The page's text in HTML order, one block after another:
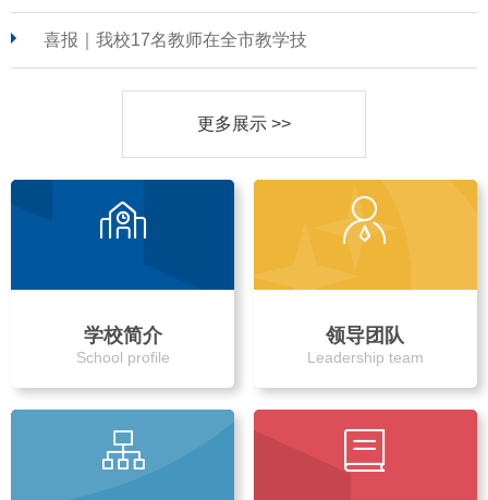
喜报｜我校17名教师在全市教学技
更多展示 >>
学校简介
School profile
领导团队
Leadership team